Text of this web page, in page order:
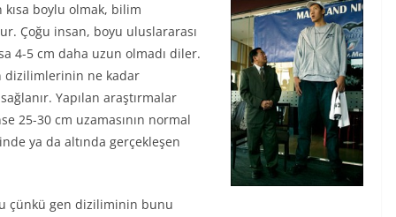
boylu olmak, bilim
Çoğu insan, boyu uluslararası
4-5 cm daha uzun olmadı diler.
dizilimlerinin ne kadar
Yapılan araştırmalar
25-30 cm uzamasının normal
ya da altında gerçekleşen
çünkü gen diziliminin bunu